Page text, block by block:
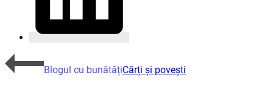
Blogul cu bunătățiCărți și povești